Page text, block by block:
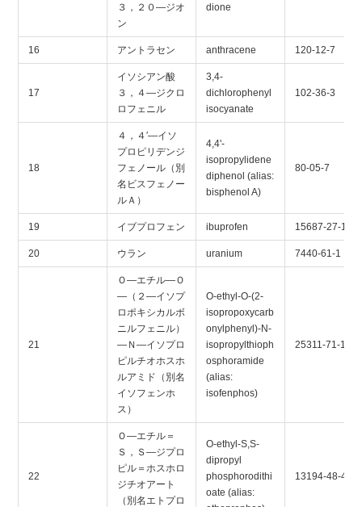
３，２０―ジオ
ン
dione
16 アントラセン anthracene 120-12-7
17
イソシアン酸
３，４―ジクロ
ロフェニル
3,4-
dichlorophenyl
isocyanate
102-36-3
18
４，４′―イソ
プロピリデンジ
フェノール（別
名ビスフェノー
ルＡ）
4,4'-
isopropylidene
diphenol (alias:
bisphenol A)
80-05-7
19 イブプロフェン ibuprofen 15687-27-1
20 ウラン uranium 7440-61-1
21
Ｏ―エチル―Ｏ
―（２―イソプ
ロポキシカルボ
ニルフェニル）
―Ｎ―イソプロ
ピルチオホスホ
ルアミド（別名
イソフェンホ
ス）
O-ethyl-O-(2-
isopropoxycarb
onylphenyl)-N-
isopropylthioph
osphoramide
(alias:
isofenphos)
25311-71-1
22
Ｏ―エチル＝
Ｓ，Ｓ―ジプロ
ピル＝ホスホロ
ジチオアート
（別名エトプロ
O-ethyl-S,S-
dipropyl
phosphorodithi
oate (alias:
13194-48-4